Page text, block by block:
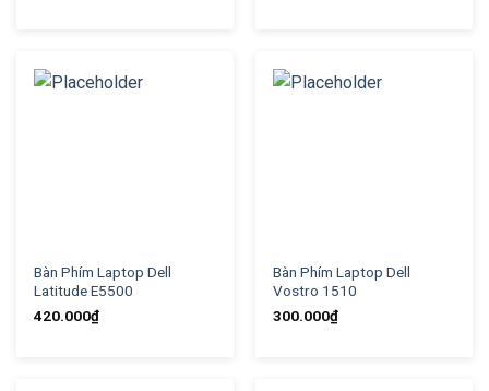
Bàn Phím Laptop Dell
Latitude E5500
420.000₫
Bàn Phím Laptop Dell
Vostro 1510
300.000₫